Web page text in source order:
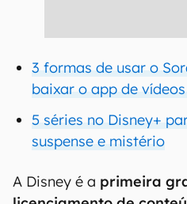
3 formas de usar o
baixar o app de
5 séries no Disney+
suspense e mistério
A Disney é a primeira